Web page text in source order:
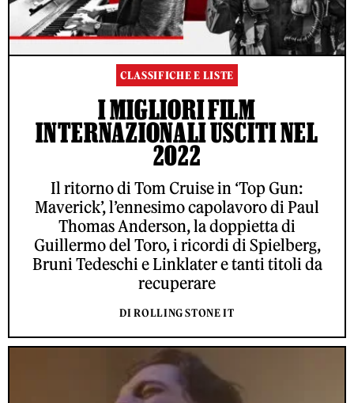
CLASSIFICHE E LISTE
I MIGLIORI FILM
INTERNAZIONALI USCITI NEL
2022
Il ritorno di Tom Cruise in ‘Top Gun:
Maverick’, l’ennesimo capolavoro di Paul
Thomas Anderson, la doppietta di
Guillermo del Toro, i ricordi di Spielberg,
Bruni Tedeschi e Linklater e tanti titoli da
recuperare
DI ROLLING STONE IT